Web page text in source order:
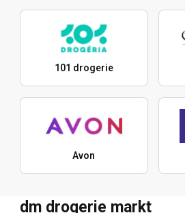
101 drogerie
Avon
dm drogerie markt